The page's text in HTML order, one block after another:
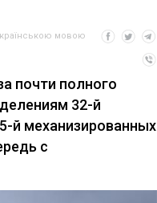
мовою
почти полного
32-й
й механизированных
с